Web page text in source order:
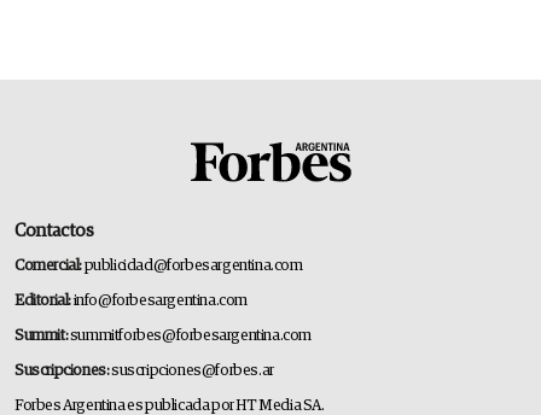
Contactos
Comercial:publicidad@forbesargentina.com
Editorial:info@forbesargentina.com
Summit:summitforbes@forbesargentina.com
Suscripciones:suscripciones@forbes.ar
Forbes Argentina es publicada por HT Media SA.